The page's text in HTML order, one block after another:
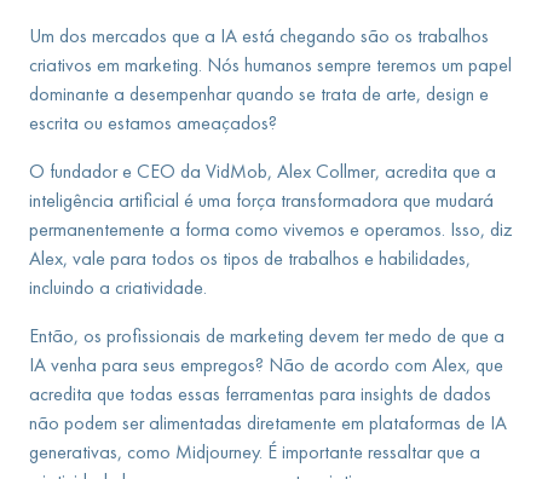
Um dos mercados que a IA está chegando são os trabalhos
criativos em marketing. Nós humanos sempre teremos um papel
dominante a desempenhar quando se trata de arte, design e
escrita ou estamos ameaçados?
O fundador e CEO da VidMob, Alex Collmer, acredita que a
inteligência artificial é uma força transformadora que mudará
permanentemente a forma como vivemos e operamos. Isso, diz
Alex, vale para todos os tipos de trabalhos e habilidades,
incluindo a criatividade.
Então, os profissionais de marketing devem ter medo de que a
IA venha para seus empregos? Não de acordo com Alex, que
acredita que todas essas ferramentas para insights de dados
não podem ser alimentadas diretamente em plataformas de IA
generativas, como Midjourney. É importante ressaltar que a